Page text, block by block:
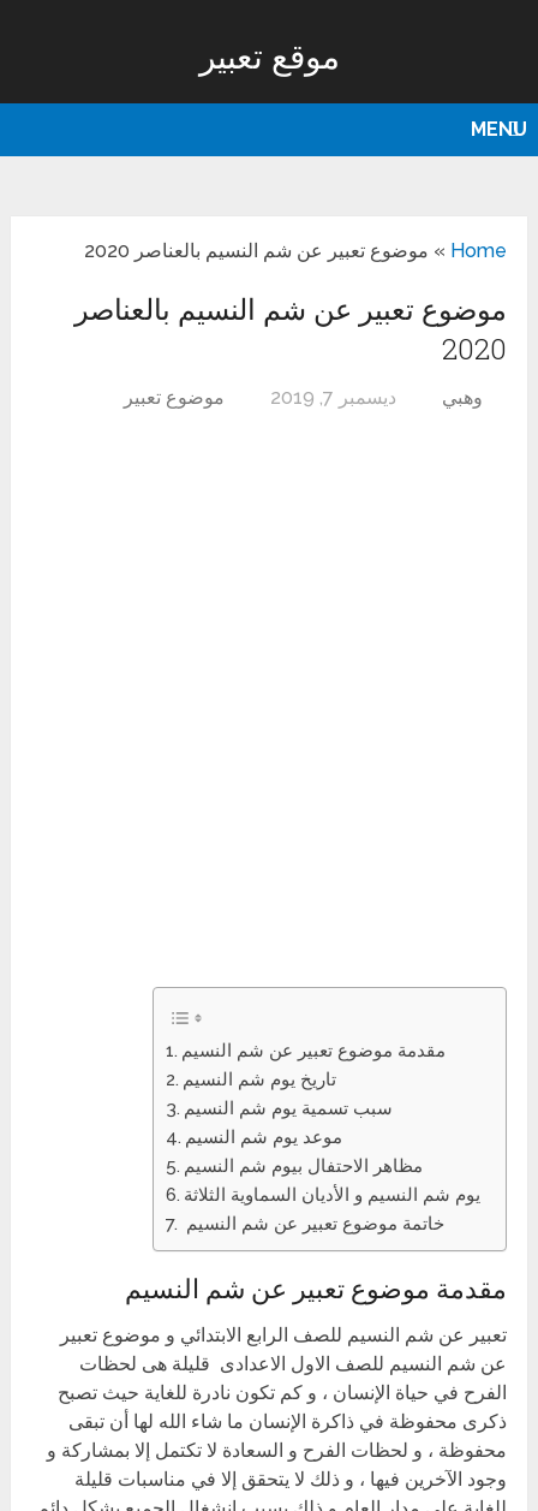
موقع تعبير
MENU
Home
» موضوع تعبير عن شم النسيم بالعناصر 2020
موضوع تعبير عن شم النسيم بالعناصر
2020
وهبي ديسمبر 7, 2019 موضوع تعبير
مقدمة موضوع تعبير عن شم النسيم
تاريخ يوم شم النسيم
سبب تسمية يوم شم النسيم
موعد يوم شم النسيم
مظاهر الاحتفال بيوم شم النسيم
يوم شم النسيم و الأديان السماوية الثلاثة
خاتمة موضوع تعبير عن شم النسيم
مقدمة موضوع تعبير عن شم النسيم
تعبير عن شم النسيم للصف الرابع الابتدائي و موضوع تعبير
عن شم النسيم للصف الاول الاعدادى قليلة هى لحظات
الفرح في حياة الإنسان ، و كم تكون نادرة للغاية حيث تصبح
ذكرى محفوظة في ذاكرة الإنسان ما شاء الله لها أن تبقى
محفوظة ، و لحظات الفرح و السعادة لا تكتمل إلا بمشاركة و
وجود الآخرين فيها ، و ذلك لا يتحقق إلا في مناسبات قليلة